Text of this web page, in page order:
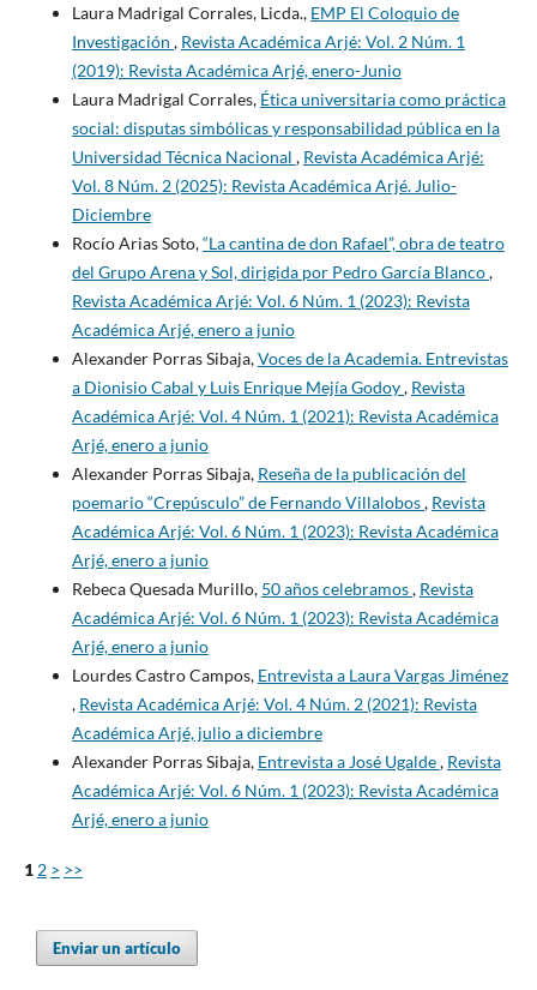
Laura Madrigal Corrales, Licda., EMP El Coloquio de
Investigación , Revista Académica Arjé: Vol. 2 Núm. 1
(2019): Revista Académica Arjé, enero-Junio
Laura Madrigal Corrales, Ética universitaria como práctica
social: disputas simbólicas y responsabilidad pública en la
Universidad Técnica Nacional , Revista Académica Arjé:
Vol. 8 Núm. 2 (2025): Revista Académica Arjé. Julio-
Diciembre
Rocío Arias Soto,“La cantina de don Rafael”, obra de teatro
del Grupo Arena y Sol, dirigida por Pedro García Blanco,
Revista Académica Arjé: Vol. 6 Núm. 1 (2023): Revista
Académica Arjé, enero a junio
Alexander Porras Sibaja,Voces de la Academia. Entrevistas
a Dionisio Cabal y Luis Enrique Mejía Godoy, Revista
Académica Arjé: Vol. 4 Núm. 1 (2021): Revista Académica
Arjé, enero a junio
Alexander Porras Sibaja, Reseña de la publicación del
poemario “Crepúsculo” de Fernando Villalobos, Revista
Académica Arjé: Vol. 6 Núm. 1 (2023): Revista Académica
Arjé, enero a junio
Rebeca Quesada Murillo, 50 años celebramos, Revista
Académica Arjé: Vol. 6 Núm. 1 (2023): Revista Académica
Arjé, enero a junio
Lourdes Castro Campos, Entrevista a Laura Vargas Jiménez
, Revista Académica Arjé: Vol. 4 Núm. 2 (2021): Revista
Académica Arjé, julio a diciembre
Alexander Porras Sibaja, Entrevista a José Ugalde, Revista
Académica Arjé: Vol. 6 Núm. 1 (2023): Revista Académica
Arjé, enero a junio
1 2 > >>
Enviar un artículo